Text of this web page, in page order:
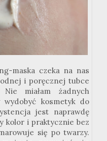
maska czeka na nas
i poręcznej tubce
miałam żadnych
kosmetyk do
jest naprawdę
kolor i praktycznie bez
się po twarzy.